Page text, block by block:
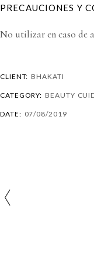
PRECAUCIONES Y
No utilizar en caso de
CLIENT: BHAKATI
CATEGORY: BEAUTY
DATE: 07/08/2019